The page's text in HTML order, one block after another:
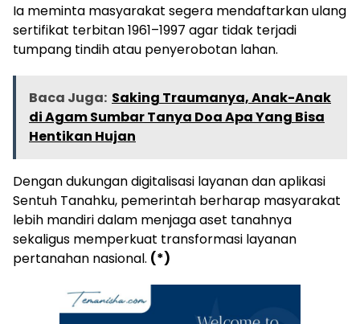
Ia meminta masyarakat segera mendaftarkan ulang
sertifikat terbitan 1961–1997 agar tidak terjadi
tumpang tindih atau penyerobotan lahan.
Baca Juga: Saking Traumanya, Anak-Anak
di Agam Sumbar Tanya Doa Apa Yang Bisa
Hentikan Hujan
Dengan dukungan digitalisasi layanan dan aplikasi
Sentuh Tanahku, pemerintah berharap masyarakat
lebih mandiri dalam menjaga aset tanahnya
sekaligus memperkuat transformasi layanan
pertanahan nasional. (*)